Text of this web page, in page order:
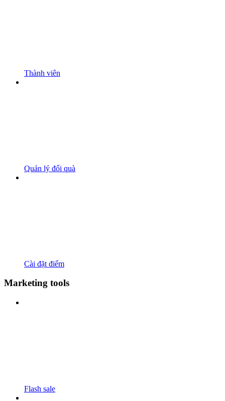
Thành viên
Quản lý đổi quà
Cài đặt điểm
Marketing tools
Flash sale